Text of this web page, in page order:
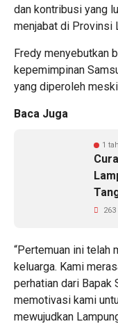
dan kontribusi yang
menjabat di Provinsi
Fredy menyebutkan
kepemimpinan
yang diperoleh
Baca Juga
1
263
“Pertemuan ini telah
keluarga. Kami
perhatian dari Bapak
memotivasi kami
mewujudkan